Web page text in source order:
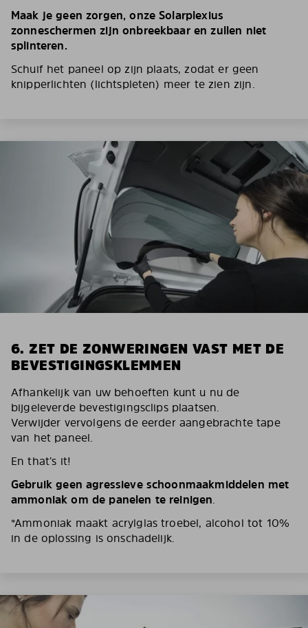
Maak je geen zorgen, onze Solarplexius
zonneschermen zijn onbreekbaar en zullen niet
splinteren.
Schuif het paneel op zijn plaats, zodat er geen
knipperlichten (lichtspleten) meer te zien zijn.
6. ZET DE ZONWERINGEN VAST MET DE
BEVESTIGINGSKLEMMEN
Afhankelijk van uw behoeften kunt u nu de
bijgeleverde bevestigingsclips plaatsen.
Verwijder vervolgens de eerder aangebrachte tape
van het paneel.
En that’s it!
Gebruik geen agressieve schoonmaakmiddelen met
ammoniak om de panelen te reinigen.
*Ammoniak maakt acrylglas troebel, alcohol tot 10%
in de oplossing is onschadelijk.